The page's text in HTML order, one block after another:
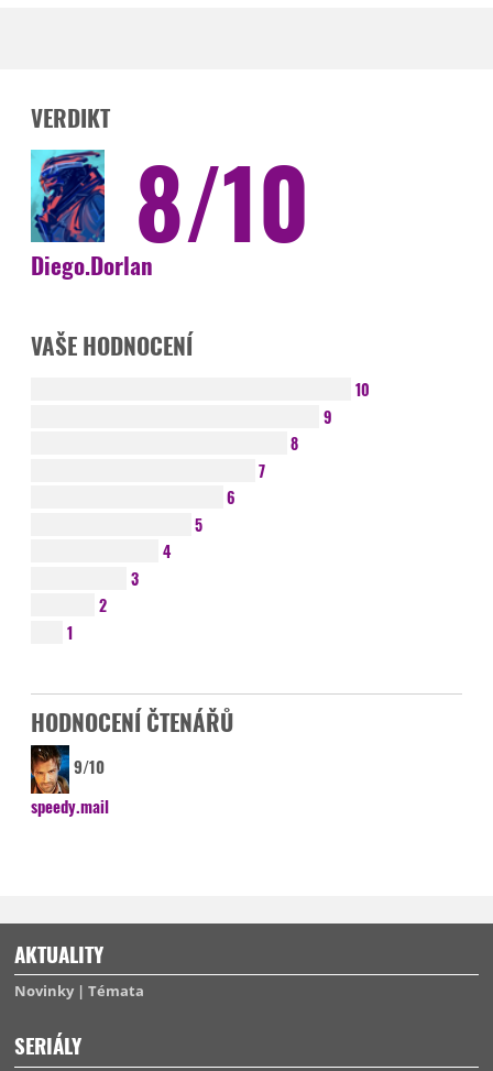
VERDIKT
8/10
Diego.Dorlan
VAŠE HODNOCENÍ
10
9
8
7
6
5
4
3
2
1
HODNOCENÍ ČTENÁŘŮ
9/10
speedy.mail
AKTUALITY
Novinky Témata
SERIÁLY